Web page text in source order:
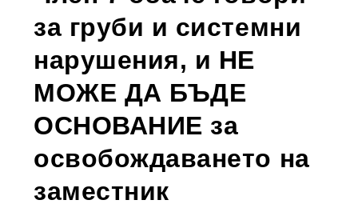
за груби и системни
нарушения, и НЕ
МОЖЕ ДА БЪДЕ
ОСНОВАНИЕ за
освобождаването на
заместник